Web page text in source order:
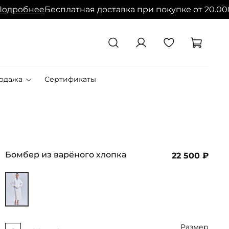
Бесплатная доставка при покупке от 20.000 руб.
Сертификаты
Бомбер из варёного хлопка 22 500 ₽
Размер